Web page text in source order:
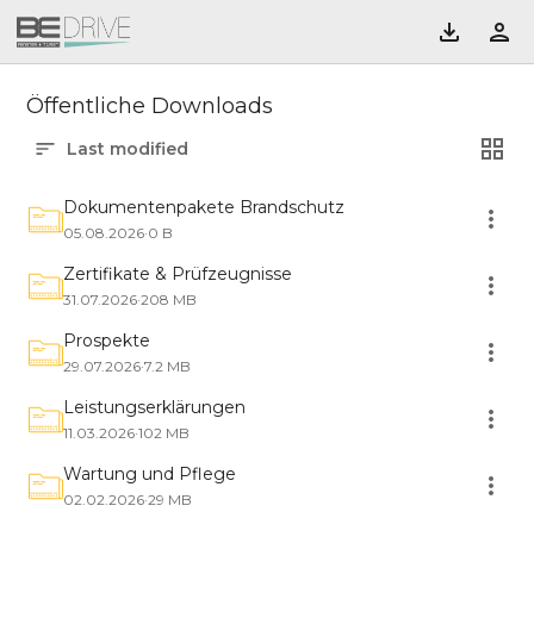
Öffentliche Downloads
Last modified
Dokumentenpakete Brandschutz
05.08.2026·0 B
Zertifikate & Prüfzeugnisse
31.07.2026·208 MB
Prospekte
29.07.2026·7.2 MB
Leistungserklärungen
11.03.2026·102 MB
Wartung und Pflege
02.02.2026·29 MB